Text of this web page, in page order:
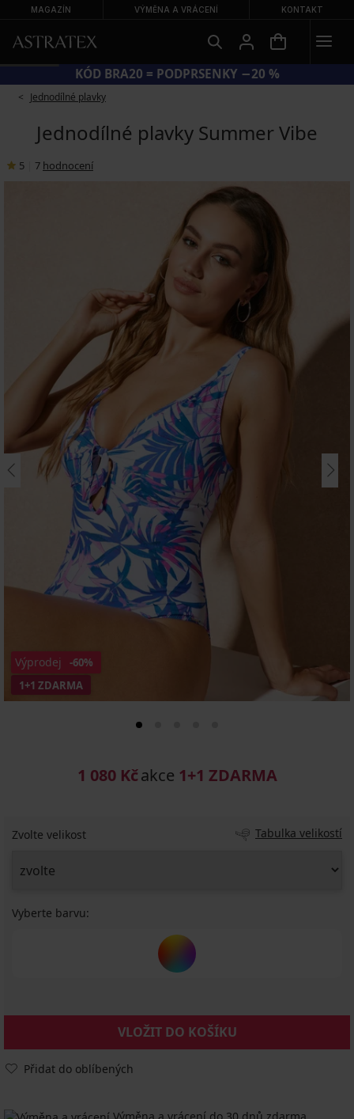
MAGAZÍN VÝMĚNA A VRÁCENÍ KONTAKT
KÓD BRA20 = PODPRSENKY −20 %
Jednodílné plavky
Jednodílné plavky Summer Vibe
5 7 hodnocení
1+1 ZDARMA
Výprodej -60%
1 080 Kčakce 1+1 ZDARMA
Zvolte velikost Tabulka velikostí
Vyberte barvu:
VLOŽIT DO KOŠÍKU
Přidat do oblíbených